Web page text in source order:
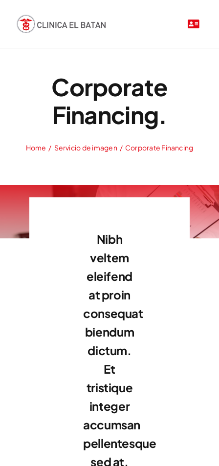
contenido
Corporate
Financing.
Home Servicio de imagen Corporate Financing
Nibh
veltem
eleifend
at proin
consequat
biendum
dictum.
Et
tristique
integer
accumsan
pellentesque
sed at.